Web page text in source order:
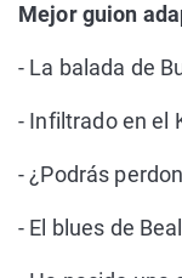
Mejor guion
- La balada de
- Infiltrado en el
- ¿Podrás
- El blues de